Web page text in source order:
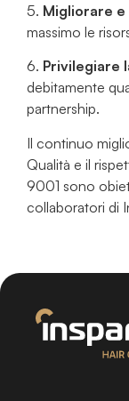
5. Migliorare
massimo le
6. Privilegiare
debitamente
partnership.
Il continuo
Qualità e il
9001 sono
collaboratori di